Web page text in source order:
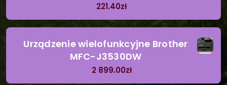
221.40zł
Urządzenie wielofunkcyjne Brother
MFC-J3530DW
2 899.00zł